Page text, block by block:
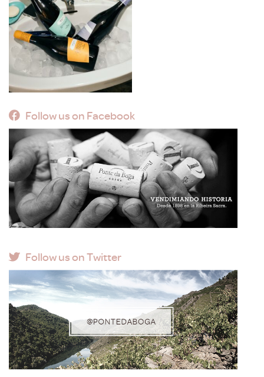
Follow us on Facebook
Follow us on Twitter